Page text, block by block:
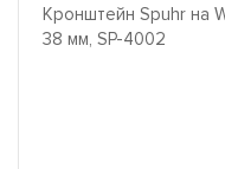
Кронштейн Spuhr на
38 мм, SP-4002